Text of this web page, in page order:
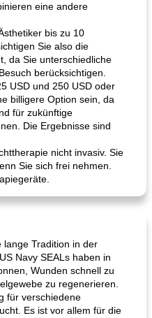
eine andere
bis zu 10
Sie also die
da Sie unterschiedliche
berücksichtigen.
USD und 250 USD oder
billigere Option sein, da
für zukünftige
Die Ergebnisse sind
nicht invasiv. Sie
Sie sich frei nehmen.
lange Tradition in der
Navy SEALs haben in
Wunden schnell zu
zu regenerieren.
für verschiedene
Es ist vor allem für die